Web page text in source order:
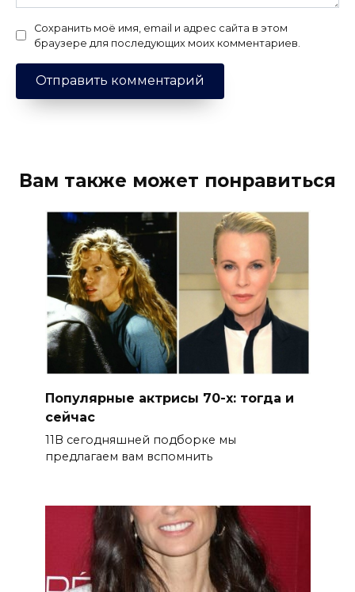
Сохранить моё имя, email и адрес сайта в этом
браузере для последующих моих комментариев.
Вам также может понравиться
Популярные актрисы 70-х: тогда и
сейчас
11В сегодняшней подборке мы
предлагаем вам вспомнить